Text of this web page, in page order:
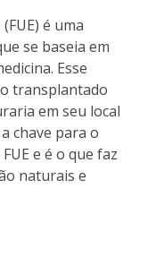
é uma
se baseia em
Esse
transplantado
em seu local
chave para o
e é o que faz
naturais e